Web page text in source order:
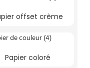
offset crème
Papier coloré